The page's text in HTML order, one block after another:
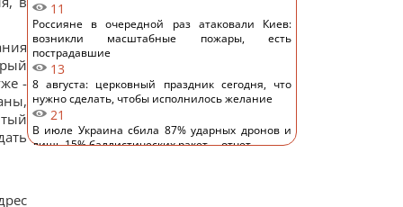
-
11
Россияне в очередной раз атаковали Киев:
возникли масштабные пожары, есть
пострадавшие
13
8 августа: церковный праздник сегодня, что
нужно сделать, чтобы исполнилось желание
21
В июле Украина сбила 87% ударных дронов и
лишь 15% баллистических ракет, – отчет